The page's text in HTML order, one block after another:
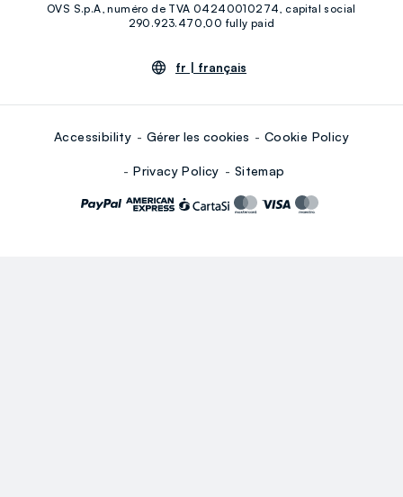
Youtube Linkedin
OVS S.p.A, numéro de TVA 04240010274, capital social
290.923.470,00 fully paid
fr | français
Accessibility Gérer les cookies Cookie Policy
Privacy Policy Sitemap